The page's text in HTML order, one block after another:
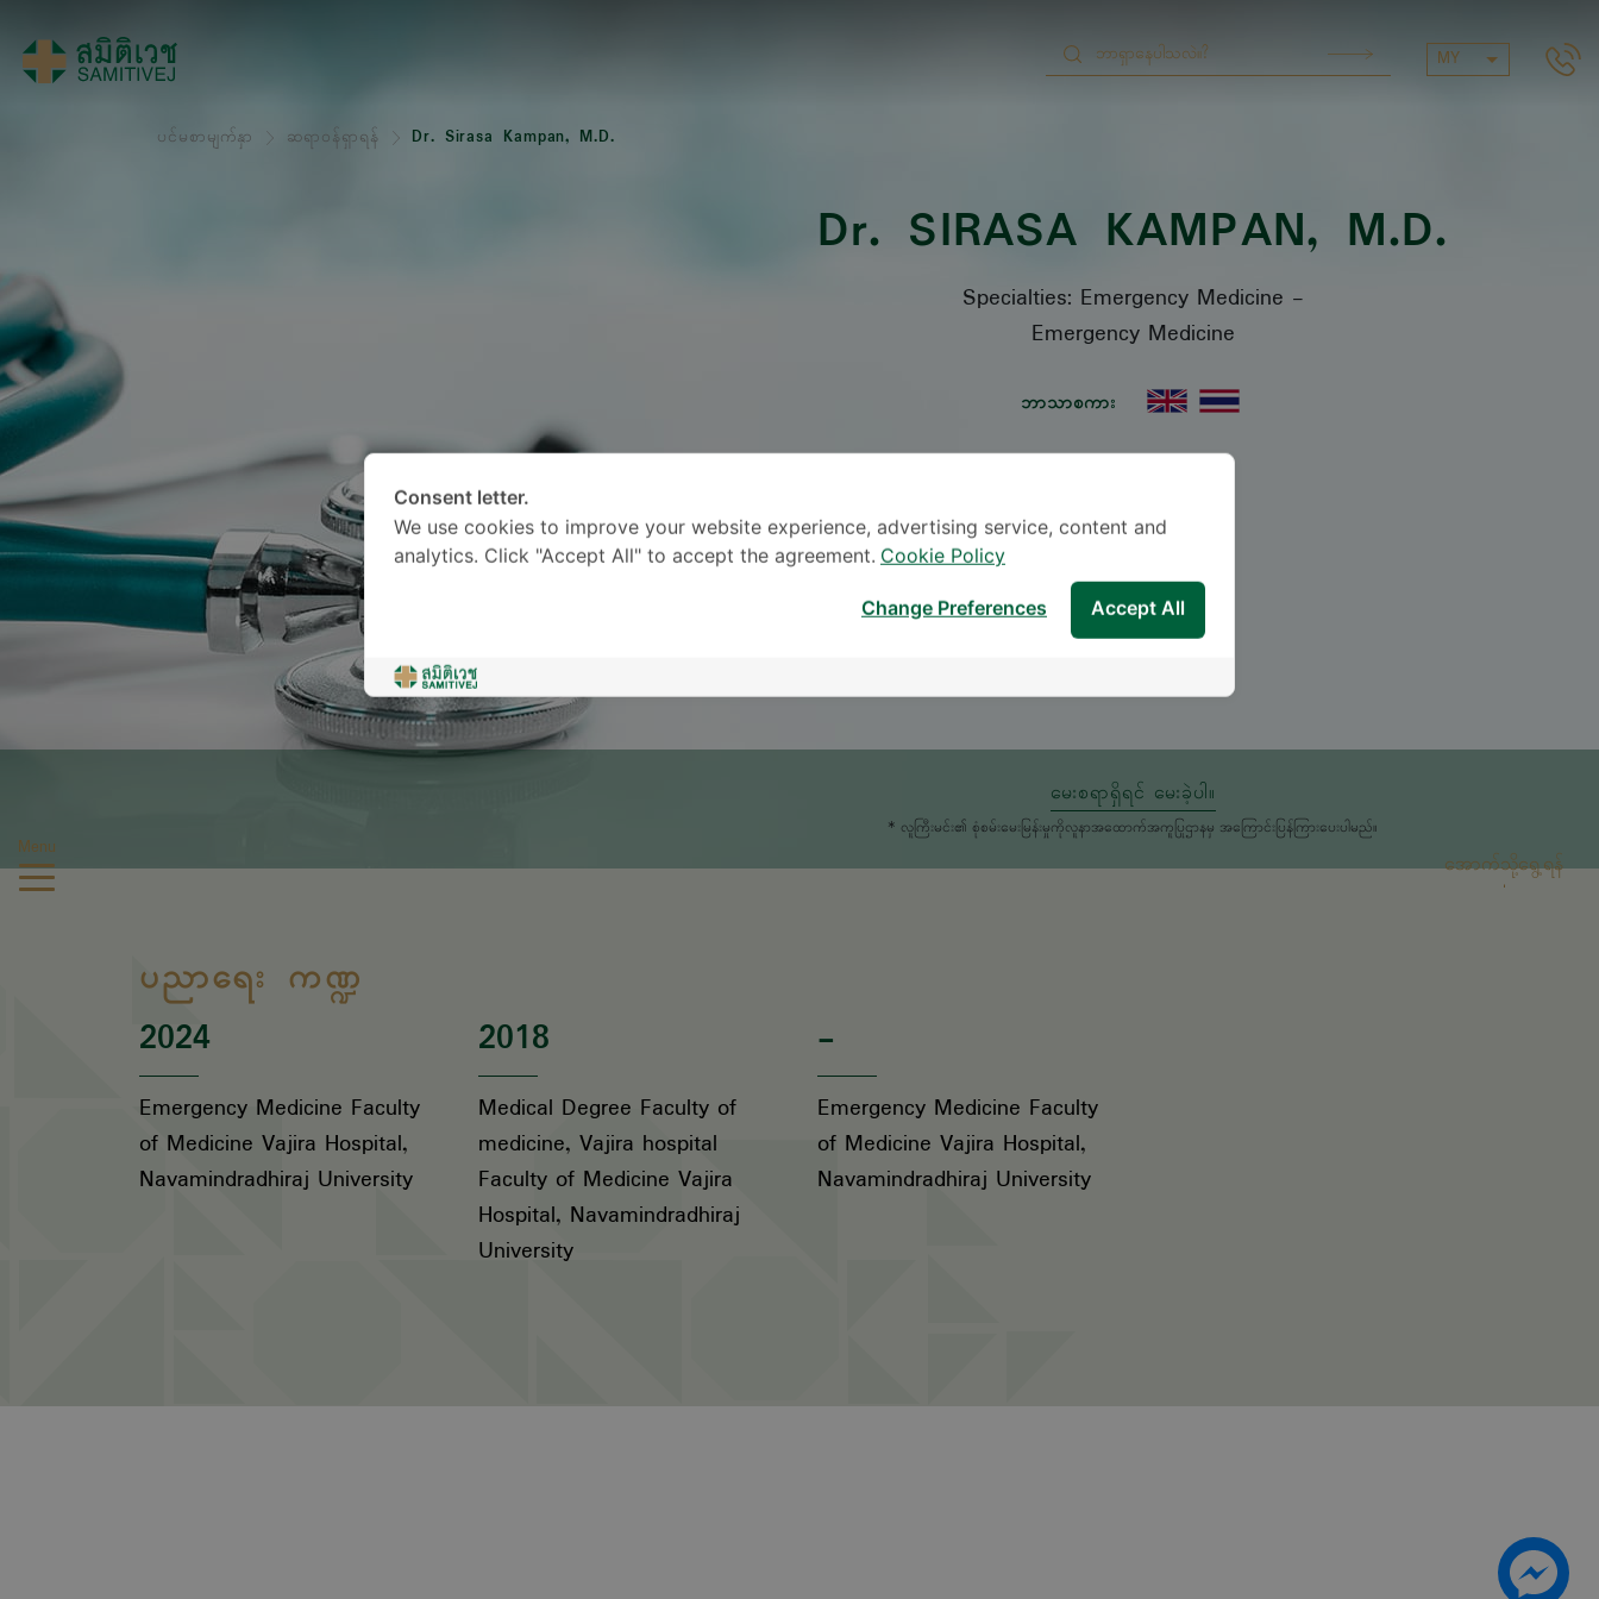
MY
Menu
ပင်မစာမျက်နှာ ဆရာဝန်ရှာရန် Dr. Sirasa Kampan, M.D.
Dr. SIRASA KAMPAN, M.D.
Specialties: Emergency Medicine -
Emergency Medicine
ဘာသာစကား
မေးစရာရှိရင် မေးခဲ့ပါ။
* လူကြီးမင်း၏ စုံစမ်းမေးမြန်းမှုကိုလူနာအထောက်အကူပြုဌာနမှ အကြောင်းပြန်ကြားပေးပါမည်။
ပညာရေး ကဏ္ဍ
2024
Emergency Medicine Faculty
of Medicine Vajira Hospital,
Navamindradhiraj University
2018
Medical Degree Faculty of
medicine, Vajira hospital
Faculty of Medicine Vajira
Hospital, Navamindradhiraj
University
-
Emergency Medicine Faculty
of Medicine Vajira Hospital,
Navamindradhiraj University
အောက်သို့ရွေ့ရန်
Consent letter.
We use cookies to improve your website experience, advertising service, content and
analytics. Click "Accept All" to accept the agreement. Cookie Policy
Accept All
Change Preferences